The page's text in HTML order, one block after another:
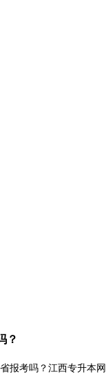
？
考吗？江西专升本网